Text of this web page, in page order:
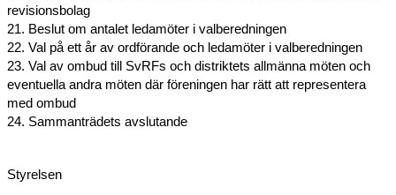
revisionsbolag
21. Beslut om antalet ledamöter i valberedningen
22. Val på ett år av ordförande och ledamöter i valberedningen
23. Val av ombud till SvRFs och distriktets allmänna möten och
eventuella andra möten där föreningen har rätt att representera
med ombud
24. Sammanträdets avslutande
Styrelsen